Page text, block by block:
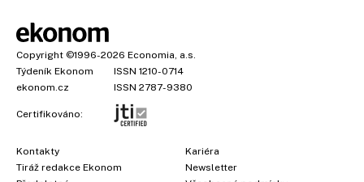
Copyright ©1996-2026 Economia, a.s.
Týdeník Ekonom
ISSN 1210-0714
ekonom.cz
ISSN 2787-9380
Certifikováno:
Kontakty
Tiráž redakce Ekonom
Kariéra
Newsletter